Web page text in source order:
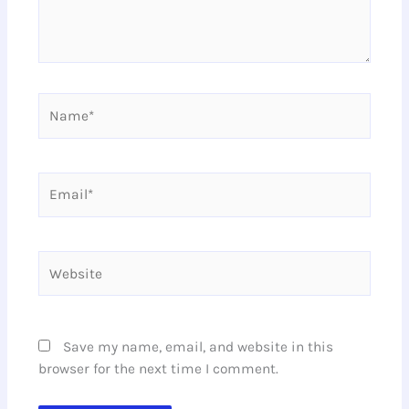
Save my name, email, and website in this
browser for the next time I comment.